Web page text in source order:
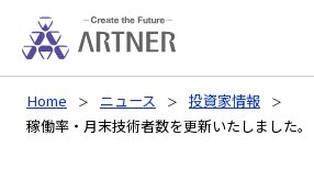
Home ニュース
投資家情報
稼働率・月末技術者数を更新いたしました。